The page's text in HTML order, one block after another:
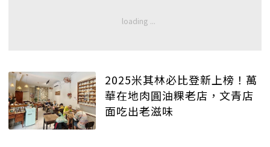
2025米其林必比登新上榜！萬
華在地肉圓油粿老店，文青店
面吃出老滋味